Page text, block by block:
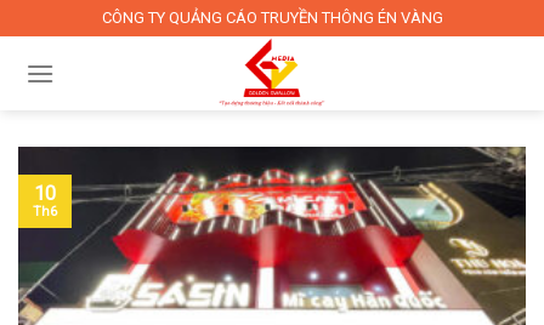
content
CÔNG TY QUẢNG CÁO TRUYỀN THÔNG ÉN VÀNG
10
Th6